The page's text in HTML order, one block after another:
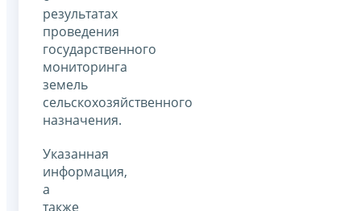
результатах
проведения
государственного
мониторинга
земель
сельскохозяйственного
назначения.
Указанная
информация,
а
также